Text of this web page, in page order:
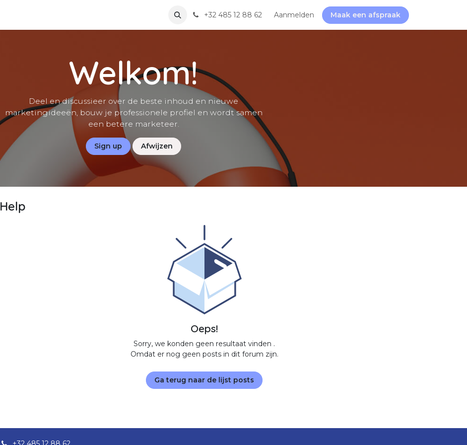
+32 485 12 88 62 Aanmelden Maak een afspraak
Welkom!
Deel en discussieer over de beste inhoud en nieuwe
marketingideeën, bouw je professionele profiel en wordt samen
een betere marketeer.
Sign up Afwijzen
Help
Oeps!
Sorry, we konden geen resultaat vinden .
Omdat er nog geen posts in dit forum zijn.
Ga terug naar de lijst posts